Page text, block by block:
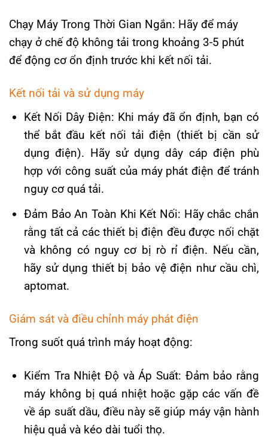
Chạy Máy Trong Thời Gian Ngắn: Hãy để máy
chạy ở chế độ không tải trong khoảng 3-5 phút
để động cơ ổn định trước khi kết nối tải.
Kết nối tải và sử dụng máy
Kết Nối Dây Điện: Khi máy đã ổn định, bạn có
thể bắt đầu kết nối tải điện (thiết bị cần sử
dụng điện). Hãy sử dụng dây cáp điện phù
hợp với công suất của máy phát điện để tránh
nguy cơ quá tải.
Đảm Bảo An Toàn Khi Kết Nối: Hãy chắc chắn
rằng tất cả các thiết bị điện đều được nối chặt
và không có nguy cơ bị rò rỉ điện. Nếu cần,
hãy sử dụng thiết bị bảo vệ điện như cầu chì,
aptomat.
Giám sát và điều chỉnh máy phát điện
Trong suốt quá trình máy hoạt động:
Kiểm Tra Nhiệt Độ và Áp Suất: Đảm bảo rằng
máy không bị quá nhiệt hoặc gặp các vấn đề
về áp suất dầu, điều này sẽ giúp máy vận hành
hiệu quả và kéo dài tuổi thọ.